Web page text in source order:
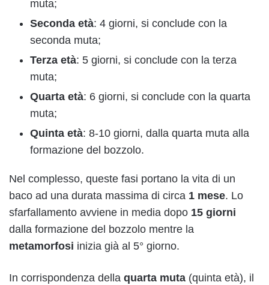
muta;
Seconda età: 4 giorni, si conclude con la
seconda muta;
Terza età: 5 giorni, si conclude con la terza
muta;
Quarta età: 6 giorni, si conclude con la quarta
muta;
Quinta età: 8-10 giorni, dalla quarta muta alla
formazione del bozzolo.
Nel complesso, queste fasi portano la vita di un
baco ad una durata massima di circa 1 mese. Lo
sfarfallamento avviene in media dopo 15 giorni
dalla formazione del bozzolo mentre la
metamorfosi inizia già al 5° giorno.
In corrispondenza della quarta muta (quinta età), il